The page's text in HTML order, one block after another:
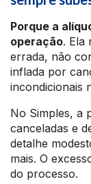
Porque a
operação. Ela
errada, não
inflada por
incondicionais
No Simples, a
canceladas e
detalhe
mais. O
do processo.